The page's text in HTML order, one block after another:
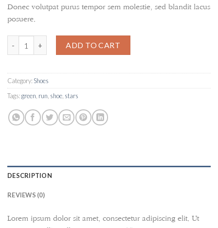
Donec volutpat purus tempor sem molestie, sed blandit lacus
posuere.
ADD TO CART
Category: Shoes
Tags:green run shoe stars
DESCRIPTION
REVIEWS (0)
Lorem ipsum dolor sit amet, consectetur adipiscing elit. Ut